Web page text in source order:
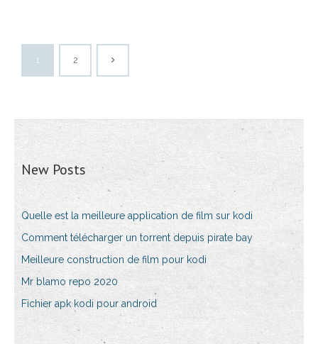
1 2
New Posts
Quelle est la meilleure application de film sur kodi
Comment télécharger un torrent depuis pirate bay
Meilleure construction de film pour kodi
Mr blamo repo 2020
Fichier apk kodi pour android